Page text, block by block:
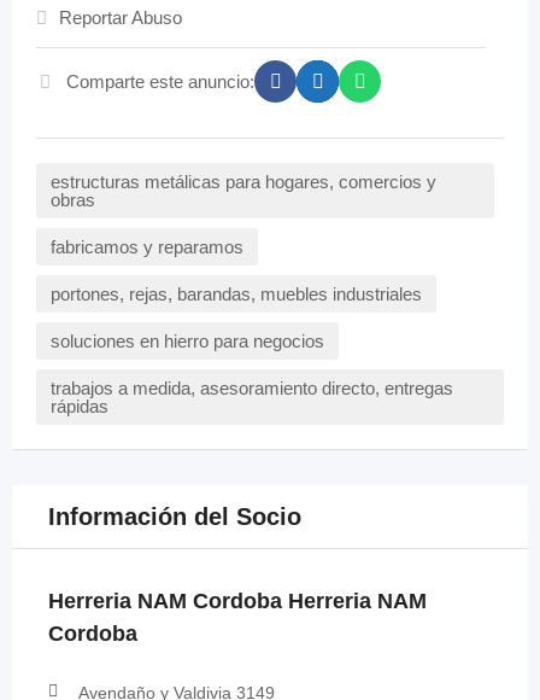
Reportar Abuso
Comparte este anuncio:
estructuras metálicas para hogares, comercios y
obras
fabricamos y reparamos
portones, rejas, barandas, muebles industriales
soluciones en hierro para negocios
trabajos a medida, asesoramiento directo, entregas
rápidas
Información del Socio
Herreria NAM Cordoba Herreria NAM
Cordoba
Avendaño y Valdivia 3149